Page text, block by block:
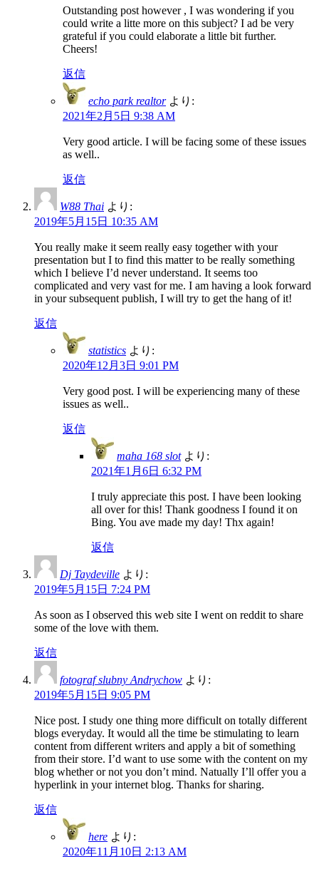
Outstanding post however , I was wondering if you
could write a litte more on this subject? I ad be very
grateful if you could elaborate a little bit further.
Cheers!
返信
echo park realtor より:
2021年2月5日 9:38 AM
Very good article. I will be facing some of these issues
as well..
返信
W88 Thai より:
2019年5月15日 10:35 AM
You really make it seem really easy together with your
presentation but I to find this matter to be really something
which I believe I’d never understand. It seems too
complicated and very vast for me. I am having a look forward
in your subsequent publish, I will try to get the hang of it!
返信
statistics より:
2020年12月3日 9:01 PM
Very good post. I will be experiencing many of these
issues as well..
返信
maha 168 slot より:
2021年1月6日 6:32 PM
I truly appreciate this post. I have been looking
all over for this! Thank goodness I found it on
Bing. You ave made my day! Thx again!
返信
Dj Taydeville より:
2019年5月15日 7:24 PM
As soon as I observed this web site I went on reddit to share
some of the love with them.
返信
fotograf slubny Andrychow より:
2019年5月15日 9:05 PM
Nice post. I study one thing more difficult on totally different
blogs everyday. It would all the time be stimulating to learn
content from different writers and apply a bit of something
from their store. I’d want to use some with the content on my
blog whether or not you don’t mind. Natually I’ll offer you a
hyperlink in your internet blog. Thanks for sharing.
返信
here より:
2020年11月10日 2:13 AM